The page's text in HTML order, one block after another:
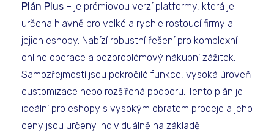
Plán Plus – je prémiovou verzí platformy, která je
určena hlavně pro velké a rychle rostoucí firmy a
jejich eshopy. Nabízí robustní řešení pro komplexní
online operace a bezproblémový nákupní zážitek.
Samozřejmostí jsou pokročilé funkce, vysoká úroveň
customizace nebo rozšířená podporu. Tento plán je
ideální pro eshopy s vysokým obratem prodeje a jeho
ceny jsou určeny individuálně na základě